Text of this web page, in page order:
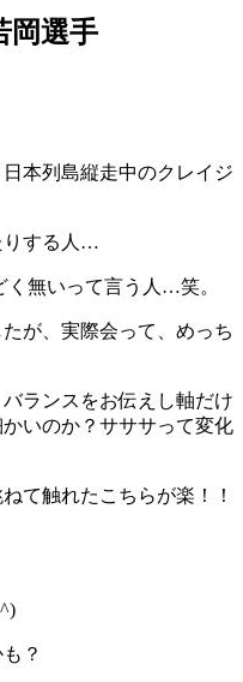
岡選手
本列島縦走中のクレイジ
りする人…
く無いって言う人…笑。
が、実際会って、めっち
ランスをお伝えし軸だけ
いのか？サササって変化
て触れたこちらが楽！！
？